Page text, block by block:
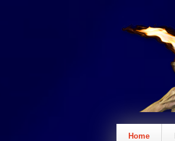
Home